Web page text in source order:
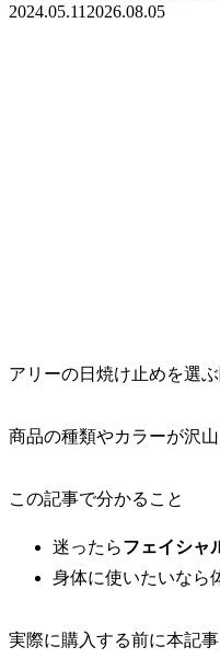
2024.05.11 2026.08.05
アリーの日焼け止めを選
商品の種類やカラーが沢
この記事で分かること
迷ったらフェイシャ
身体に使いたいなら
実際に購入する前に本記